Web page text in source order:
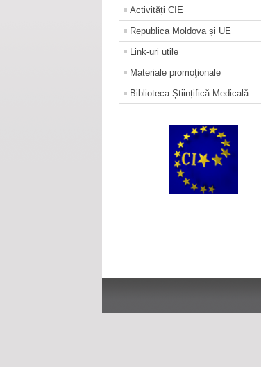
Activități CIE
Republica Moldova și UE
Link-uri utile
Materiale promoţionale
Biblioteca Științifică Medicală